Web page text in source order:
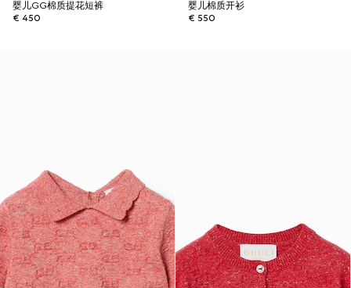
婴儿GG棉质提花短裤
€ 450
婴儿棉质开衫
€ 550